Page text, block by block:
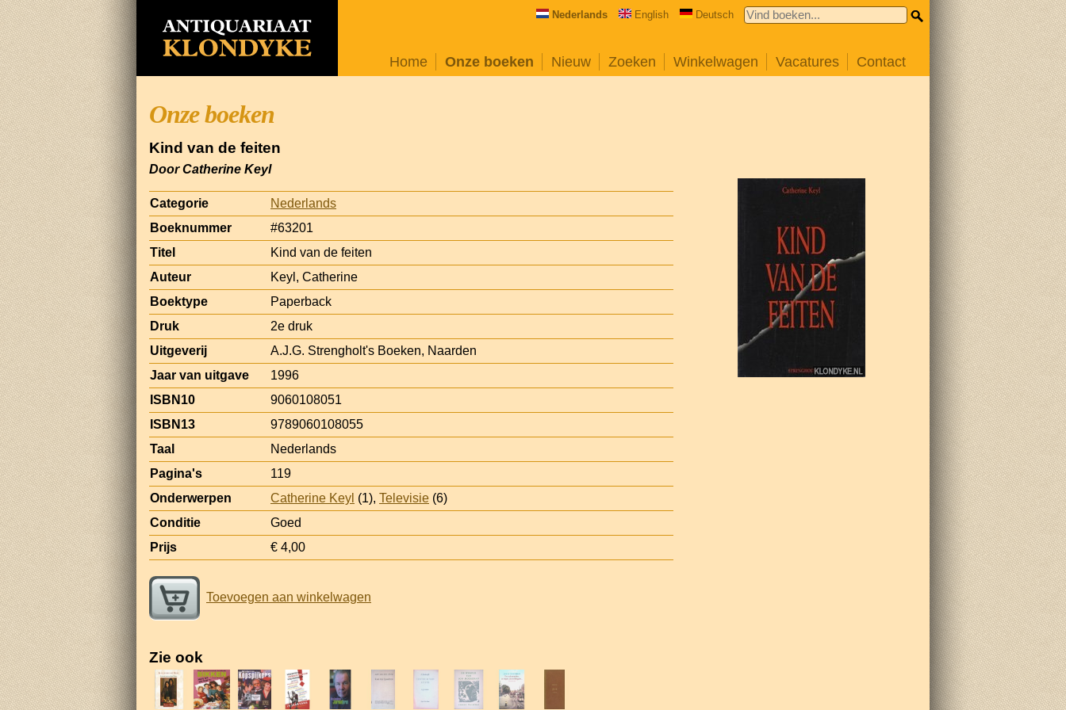
Nederlands English Deutsch
Home Onze boeken Nieuw Zoeken Winkelwagen Vacatures Contact
Onze boeken
Kind van de feiten
Door Catherine Keyl
Categorie
Nederlands
Boeknummer
#63201
Titel
Kind van de feiten
Auteur
Keyl, Catherine
Boektype
Paperback
Druk
2e druk
Uitgeverij
A.J.G. Strengholt's Boeken, Naarden
Jaar van uitgave
1996
ISBN10
9060108051
ISBN13
9789060108055
Taal
Nederlands
Pagina's
119
Onderwerpen
Catherine Keyl (1), Televisie (6)
Conditie
Goed
Prijs
€ 4,00
Toevoegen aan winkelwagen
Zie ook